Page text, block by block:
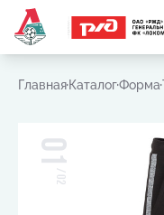
Главная КаталогФорма
01
/
02